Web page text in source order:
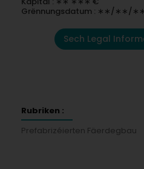
Grënnungsdatum : ∗∗/∗∗/
Sech Legal
Rubriken :
Prefabrizéierten Fäerdegbau